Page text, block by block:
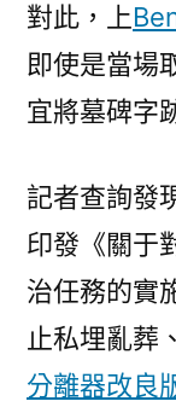
對此，上
即使是當場
宜將墓碑字
記者查詢發
印發《關于
治任務的實
止私埋亂葬、
分離器改良